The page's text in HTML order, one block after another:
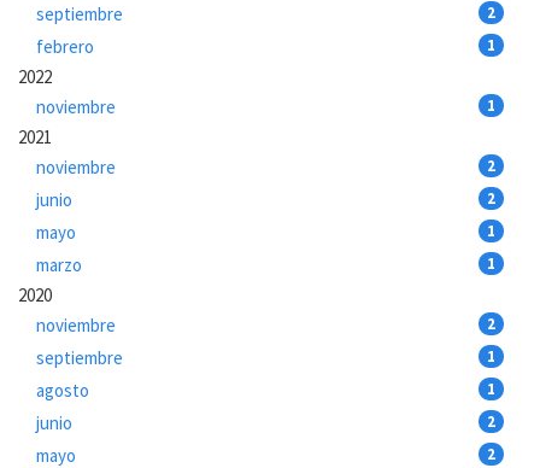
septiembre 2
febrero 1
2022
noviembre
1
2021
noviembre
2
junio 2
mayo 1
marzo 1
2020
noviembre
2
septiembre 1
agosto 1
junio 2
mayo 2